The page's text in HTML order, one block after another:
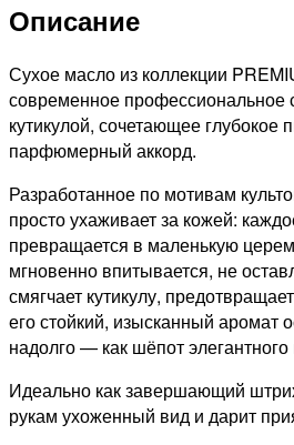
Описание
Сухое масло из коллекции
современное профессиональное
кутикулой, сочетающее глубокое
парфюмерный аккорд.
Разработанное по мотивам
просто ухаживает за кожей:
превращается в маленькую
мгновенно впитывается, не
смягчает кутикулу,
его стойкий, изысканный аромат
надолго — как шёпот
Идеально как завершающий
рукам ухоженный вид и дарит